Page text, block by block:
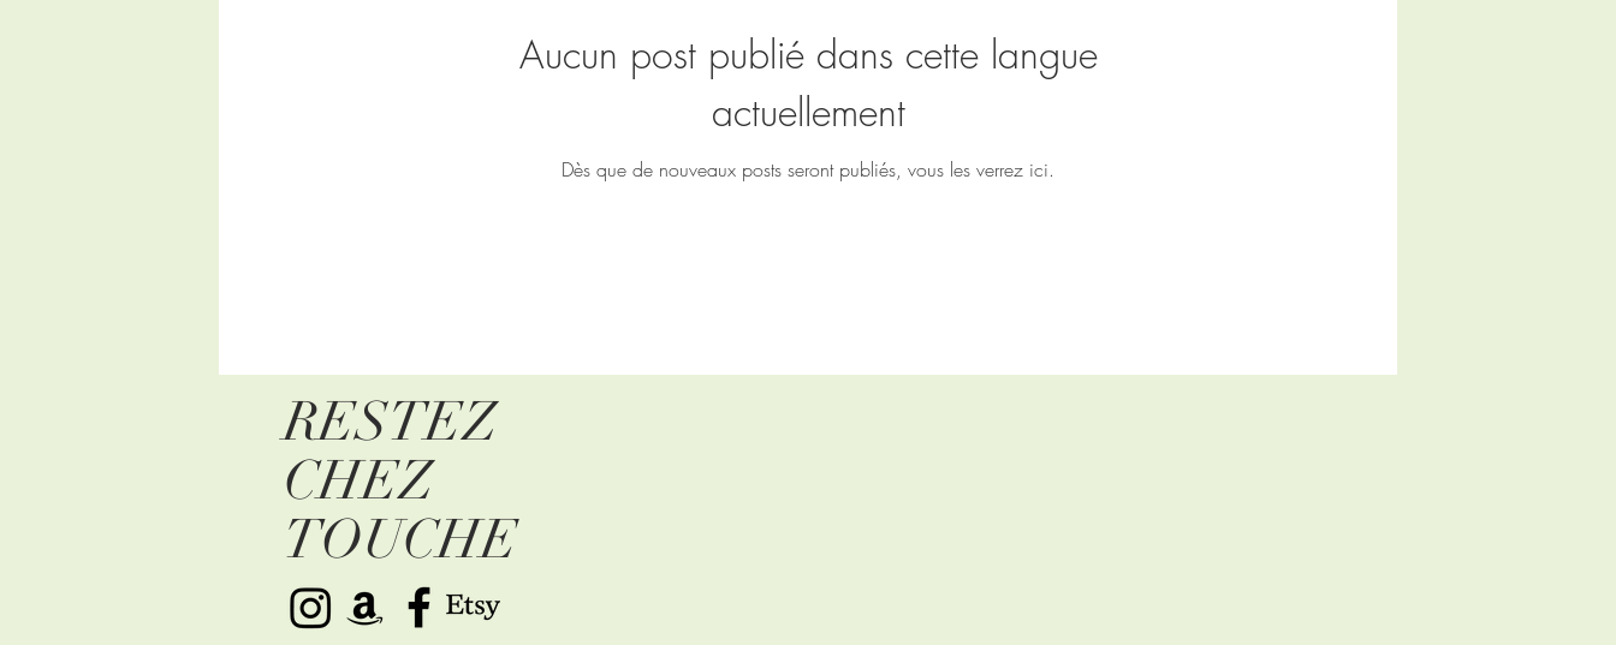
Aucun post publié dans cette langue
actuellement
Dès que de nouveaux posts seront publiés, vous les verrez ici.
RESTEZ
CHEZ
TOUCHE